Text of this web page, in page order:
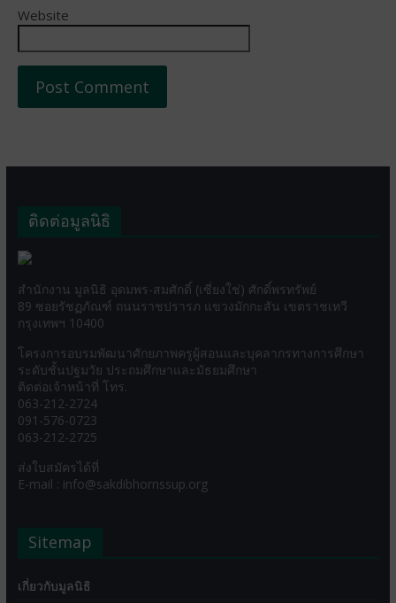
Website
ติดต่อมูลนิธิ
สำนักงาน มูลนิธิ อุดมพร-สมศักดิ์ (เซี่ยงใช่) ศักดิ์พรทรัพย์
89 ซอยรัชฏภัณฑ์ ถนนราชปรารภ แขวงมักกะสัน เขตราชเทวี
กรุงเทพฯ 10400
โครงการอบรมพัฒนาศักยภาพครูผู้สอนและบุคลากรทางการศึกษา
ระดับชั้นปฐมวัย ประถมศึกษาและมัธยมศึกษา
ติดต่อเจ้าหน้าที่ โทร.
063-212-2724
091-576-0723
063-212-2725
ส่งใบสมัครได้ที่
E-mail : info@sakdibhornssup.org
Sitemap
เกี่ยวกับมูลนิธิ